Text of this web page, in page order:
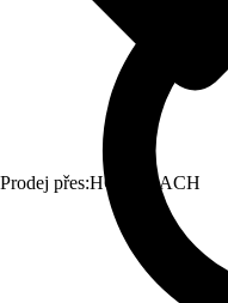
Prodej přes:HORNBACH